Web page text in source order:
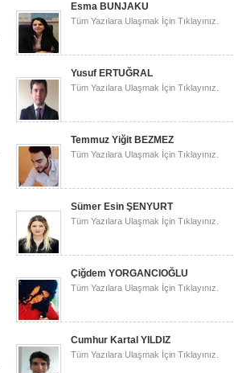
Esma BUNJAKU
Tüm Yazılara Ulaşmak İçin Tıklayınız.
Yusuf ERTUĞRAL
Tüm Yazılara Ulaşmak İçin Tıklayınız.
Temmuz Yiğit BEZMEZ
Tüm Yazılara Ulaşmak İçin Tıklayınız.
Sümer Esin ŞENYURT
Tüm Yazılara Ulaşmak İçin Tıklayınız.
Çiğdem YORGANCIOĞLU
Tüm Yazılara Ulaşmak İçin Tıklayınız.
Cumhur Kartal YILDIZ
Tüm Yazılara Ulaşmak İçin Tıklayınız.